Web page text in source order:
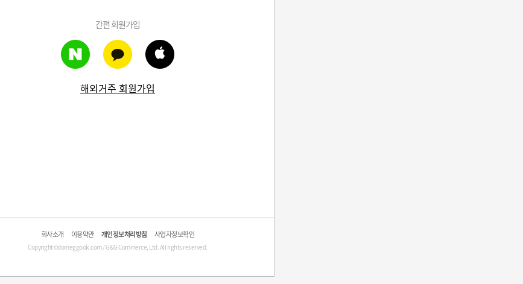
간편 회원가입
해외거주 회원가입
회사소개 이용약관 개인정보처리방침 사업자정보확인
Copyright©domeggook.com / G&G Commerce, Ltd. All rights reserved.